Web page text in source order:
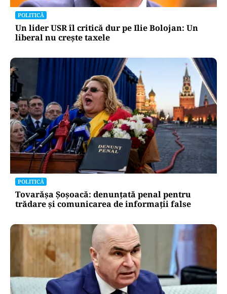
POLITICĂ
Un lider USR îl critică dur pe Ilie Bolojan: Un
liberal nu crește taxele
POLITICĂ
Tovarășa Șoșoacă: denunțată penal pentru
trădare și comunicarea de informații false